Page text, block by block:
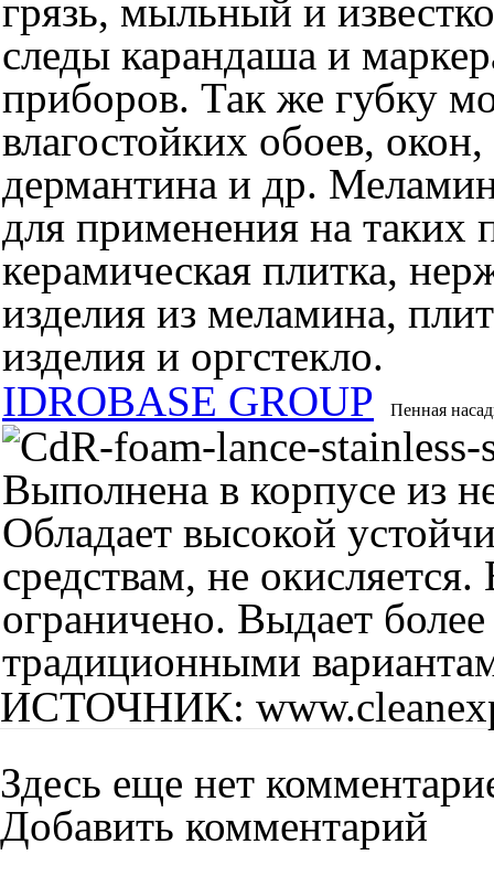
грязь, мыльный и
следы карандаша и
приборов. Так же губку
влагостойких обоев,
дермантина и др.
для применения на таких
керамическая плитка,
изделия из меламина,
изделия и оргстекло.
IDROBASE GROUP
Пенная
Выполнена в корпусе из
Обладает высокой
средствам, не
ограничено. Выдает
традиционными
ИСТОЧНИК:
Здесь еще нет
Добавить комментарий